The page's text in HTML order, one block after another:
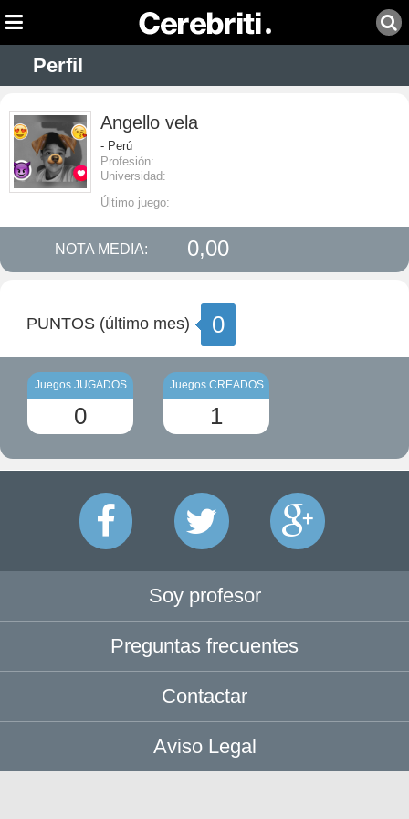
Perfil
Angello vela
- Perú
Profesión:
Universidad:
Último juego:
NOTA MEDIA: 0,00
PUNTOS (último mes) 0
Juegos JUGADOS
0
Juegos CREADOS
1
Soy profesor
Preguntas frecuentes
Contactar
Aviso Legal